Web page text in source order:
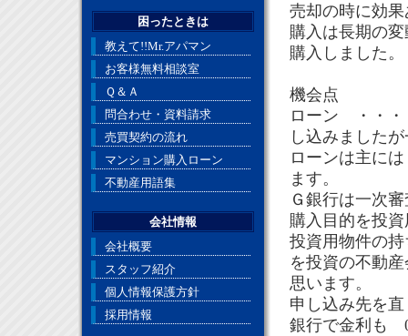
売却の時に効
購入は長期の
購入しました。
機会点
ローン ・・・
し込みました
ローンは主に
ます。
Ｇ銀行は一次
購入目的を投
投資用物件の
を投資の不動
思います。
申し込み先を
銀行で金利も
困ったときは
教えて!!Mr.アパマン
お客様無料相談室
Ｑ＆Ａ
問合わせ・資料請求
売買契約の流れ
マンション購入ローン
不動産用語集
会社情報
会社概要
スタッフ紹介
個人情報保護方針
採用情報